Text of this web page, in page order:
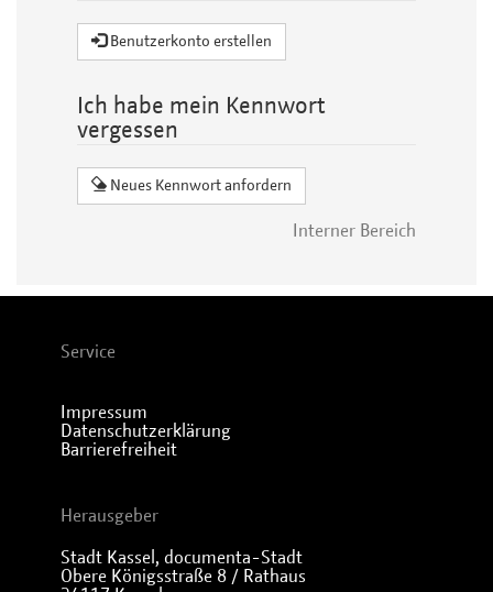
Benutzerkonto erstellen
Ich habe mein Kennwort
vergessen
Neues Kennwort anfordern
Interner Bereich
Service
Impressum
Datenschutzerklärung
Barrierefreiheit
Herausgeber
Stadt Kassel, documenta-Stadt
Obere Königsstraße 8 / Rathaus